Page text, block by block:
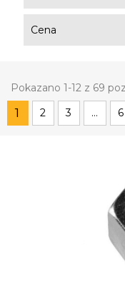
Cena
Pokazano 1-12 z 69
1 2 3 … 6